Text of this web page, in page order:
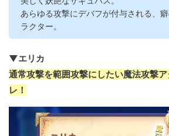
あらゆる攻撃にデバフが付与される、
ラクター。
▼エリカ
通常攻撃を範囲攻撃にしたい魔法攻撃
レ！